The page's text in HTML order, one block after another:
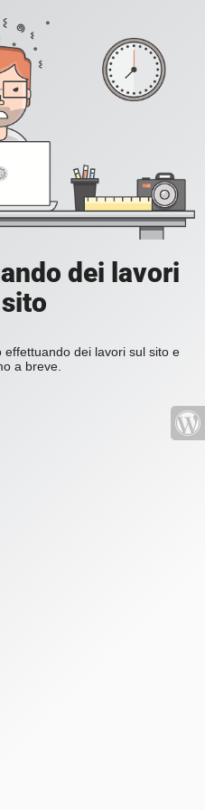
dei lavori
dei lavori sul sito e
a breve.